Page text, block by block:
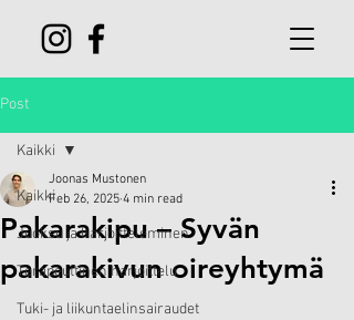
Post
Kaikki
Juoksu ja harjoitteleminen
Terapeuttinen harjoittelu
Tuki- ja liikuntaelinsairaudet
Kaikki
Pakarakipu – Syvän
pakarakivun oireyhtymä
Joonas Mustonen
Feb 26, 2025 4 min read